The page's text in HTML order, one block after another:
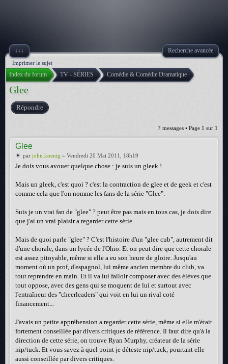
↓↓↓ Recherche avancée
Imprimer le sujet
Index du forum TV - SÉRIES Comédie & Comédie Dramatique
Glee
Répondre
7 messages • Page 1 sur 1
Glee
par john.koenig » Vendredi 20 Mai 2011, 18h19
Je dois vous avouer quelque chose : je suis un gleek !
Mais un gleek, c'est quoi ? c'est la contraction de glee et de geek et c'est
comme cela que l'on nomme les fans de la série "Glee".
Suis je un vrai fan de "glee" ? peut être pas mais en tous cas, je dois dire
que j'ai un vrai plaisir a regarder cette série.
Mais de quoi parle "glee" ? C'est l'histoire d'un "glee cub", autrement dit
d'une chorale, dans un lycée de l'Ohio. Et on peut dire que cette chorale
est assez pitoyable, même si elle a eu son heure de gloire. Jusqu'au
moment où un prof, d'espagnol, lui même ancien membre du club, va
tout reprendre en main. Et il va lui falloir composer avec des élèves que
tout oppose, avec des gens qui se moquent de lui et surtout avec
l'entraîneur des "cheerleaders" qui voit en lui un rival coté
financement...
J'avais un petite appréhension a regarder cette série, même si elle m'était
fortement conseillée par divers critiques de référence. Il faut dire qu'à la
direction de cette série, on trouve Ryan Murphy, créateur de la série
nip/tuck. Et vous savez à quel point je déteste nip/tuck, pourtant elle
aussi conseillée par divers critiques.